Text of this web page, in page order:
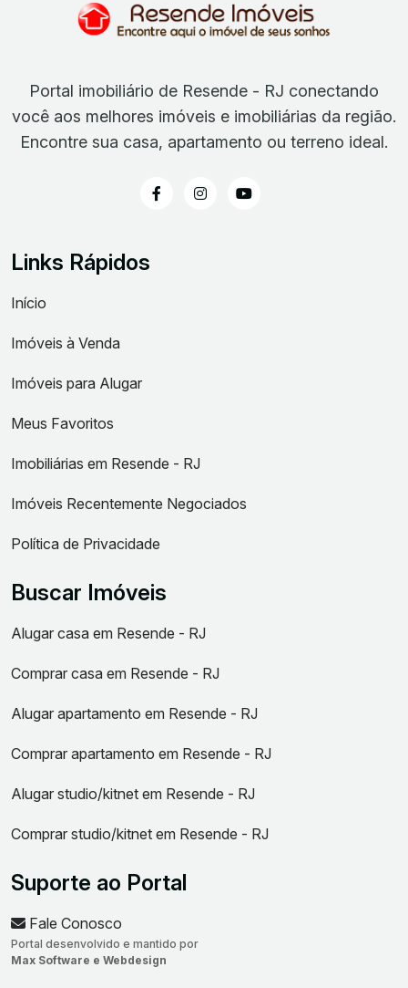
Portal imobiliário de Resende - RJ conectando
você aos melhores imóveis e imobiliárias da região.
Encontre sua casa, apartamento ou terreno ideal.
Links Rápidos
Início
Imóveis à Venda
Imóveis para Alugar
Meus Favoritos
Imobiliárias em Resende - RJ
Imóveis Recentemente Negociados
Política de Privacidade
Buscar Imóveis
Alugar casa em Resende - RJ
Comprar casa em Resende - RJ
Alugar apartamento em Resende - RJ
Comprar apartamento em Resende - RJ
Alugar studio/kitnet em Resende - RJ
Comprar studio/kitnet em Resende - RJ
Suporte ao Portal
Fale Conosco
Portal desenvolvido e mantido por
Max Software e Webdesign